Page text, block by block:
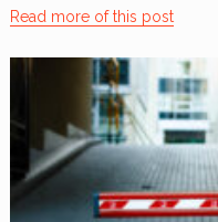
Read more of this post